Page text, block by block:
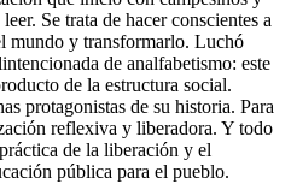
Se trata de hacer conscientes a
mundo y transformarlo. Luchó
de analfabetismo: este
de la estructura social.
protagonistas de su historia. Para
reflexiva y liberadora. Y todo
de la liberación y el
pública para el pueblo.